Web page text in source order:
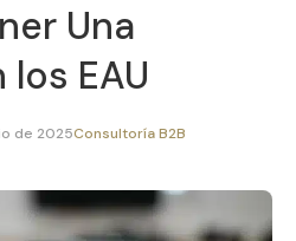
Una
EAU
de 2025Consultoría B2B